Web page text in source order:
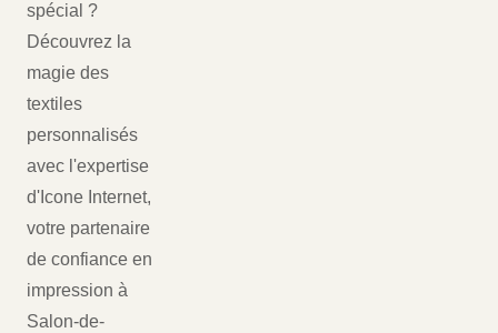
spécial ?
Découvrez la
magie des
textiles
personnalisés
avec l'expertise
d'Icone Internet,
votre partenaire
de confiance en
impression à
Salon-de-